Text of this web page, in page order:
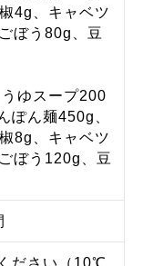
4g、キャベツ
ぼう80g、豆
ゆスープ200
ぽん麺450g、
8g、キャベツ
ぼう120g、豆
ださい（10℃